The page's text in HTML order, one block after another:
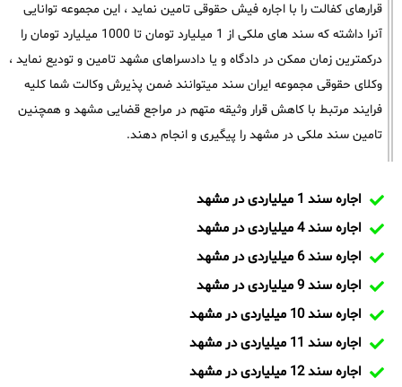
قرارهای کفالت را با اجاره فیش حقوقی تامین نماید ، این مجموعه توانایی
آنرا داشته که سند های ملکی از 1 میلیارد تومان تا 1000 میلیارد تومان را
درکمترین زمان ممکن در دادگاه و یا دادسراهای مشهد تامین و تودیع نماید ،
وکلای حقوقی مجموعه ایران سند میتوانند ضمن پذیرش وکالت شما کلیه
فرایند مرتبط با کاهش قرار وثیقه متهم در مراجع قضایی مشهد و همچنین
تامین سند ملکی در مشهد را پیگیری و انجام دهند.
اجاره سند 1 میلیاردی در مشهد
اجاره سند 4 میلیاردی در مشهد
اجاره سند 6 میلیاردی در مشهد
اجاره سند 9 میلیاردی در مشهد
اجاره سند 10 میلیاردی در مشهد
اجاره سند 11 میلیاردی در مشهد
اجاره سند 12 میلیاردی در مشهد